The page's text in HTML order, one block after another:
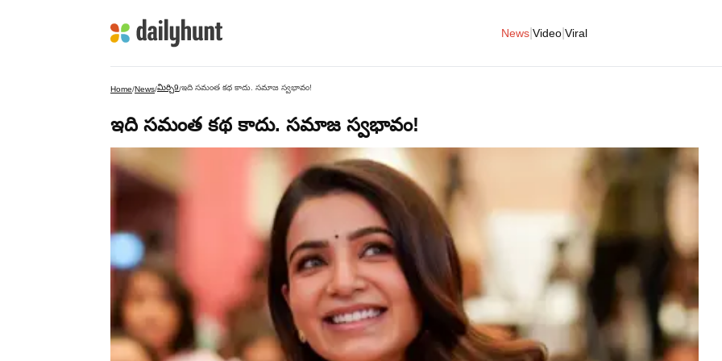
News Video Viral
Home/News/మిర్చి9/ఇది సమంత కథ కాదు. సమాజ స్వభావం!
ఇది సమంత కథ కాదు. సమాజ స్వభావం!